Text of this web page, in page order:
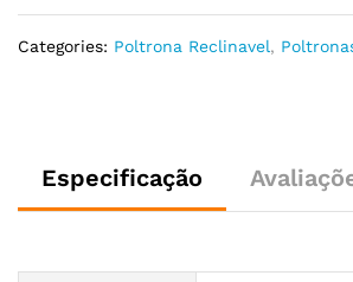
Categories: Poltrona Reclinavel,
Especificação